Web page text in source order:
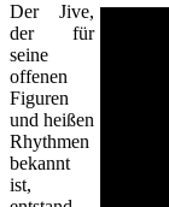
Der Jive,
der für
seine
offenen
Figuren
und heißen
Rhythmen
bekannt
ist,